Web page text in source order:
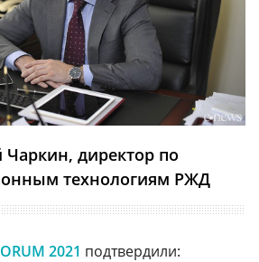
Чаркин, директор по
технологиям РЖД
2021 подтвердили: